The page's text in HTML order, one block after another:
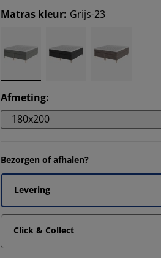
Matras kleur: Grijs-23
Afmeting:
180x200
Bezorgen of afhalen?
Levering
Click & Collect